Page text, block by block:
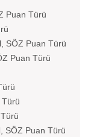
Puan Türü
SÖZ Puan Türü
Puan Türü
Türü
SÖZ Puan Türü